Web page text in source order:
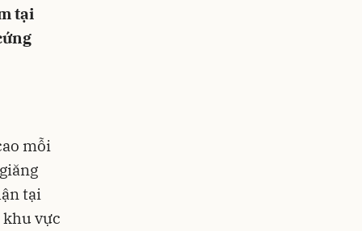
tại
mỗi
tại
khu vực